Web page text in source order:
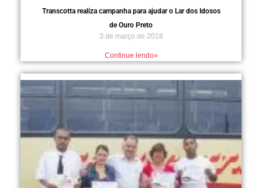
Transcotta realiza campanha para ajudar o Lar dos Idosos
de Ouro Preto
3 de março de 2018
Continue lendo»